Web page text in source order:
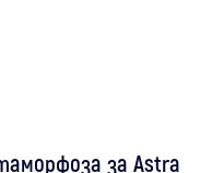
за Astra